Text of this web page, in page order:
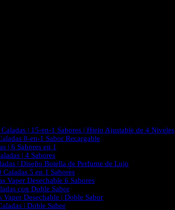
| 15-en-1 Sabores | Hielo Ajustable de 4 Niveles
8-en-1 Sabor Recargable
| 6 Sabores en 1
| 4 Sabores
| Diseño Botella de Perfume de Lujo
5 en 1 Sabores
Vaper Desechable 6 Sabores
con Doble Sabor
Vaper Desechable | Doble Sabor
| Doble Sabor